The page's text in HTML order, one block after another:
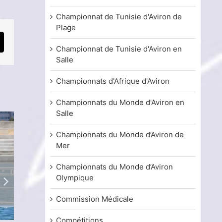
Championnat de Tunisie d'Aviron de
Plage
Championnat de Tunisie d'Aviron en
Salle
Championnats d'Afrique d'Aviron
Championnats du Monde d'Aviron en
Salle
Championnats du Monde d’Aviron de
Mer
Championnats du Monde d’Aviron
Olympique
Commission Médicale